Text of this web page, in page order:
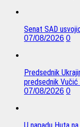
Senat SAD
07/08/2026 0
Predsednik
predsednik
07/08/2026 0